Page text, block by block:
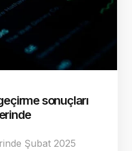
sonuçları
Şubat 2025